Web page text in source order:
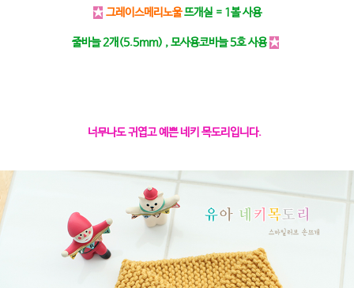
★ 그레이스메리노울뜨개실 = 1볼 사용
줄바늘 2개(5.5mm) , 모사용코바늘 5호 사용★
너무나도 귀엽고 예쁜 네키 목도리입니다.